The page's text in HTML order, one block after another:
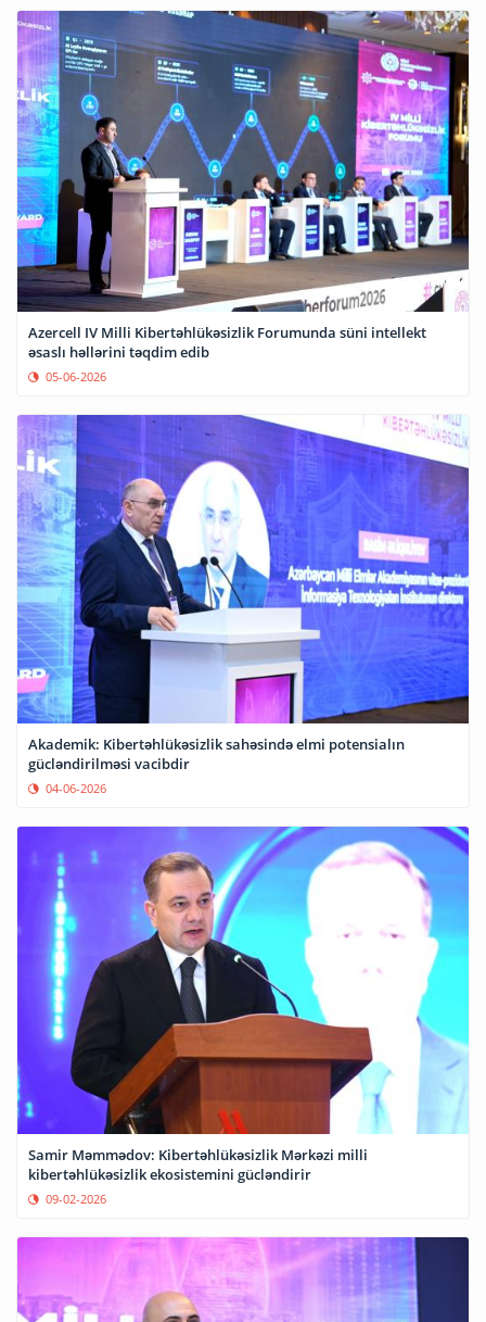
Azercell IV Milli Kibertəhlükəsizlik Forumunda süni intellekt
əsaslı həllərini təqdim edib
05-06-2026
Akademik: Kibertəhlükəsizlik sahəsində elmi potensialın
gücləndirilməsi vacibdir
04-06-2026
Samir Məmmədov: Kibertəhlükəsizlik Mərkəzi milli
kibertəhlükəsizlik ekosistemini gücləndirir
09-02-2026